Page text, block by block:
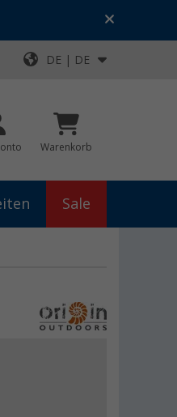
für dein Abenteuer!
DE | DE
Warenkorb
Sale